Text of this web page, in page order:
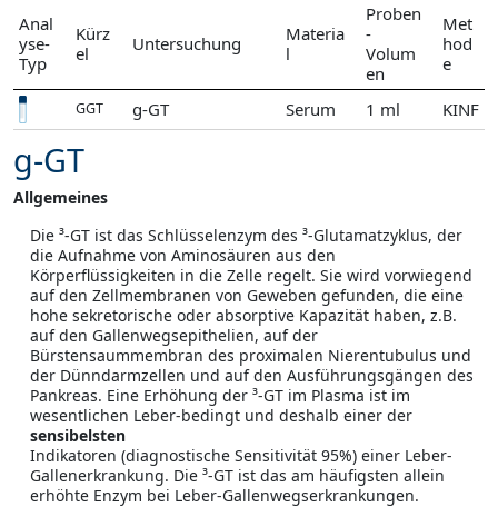
Anal
yse-
Typ
Kürz
el
Untersuchung
Materia
l
Proben
-
Volum
en
Met
hod
e
GGT g-GT Serum 1 ml KINF
g-GT
Allgemeines
Die ³-GT ist das Schlüsselenzym des ³-Glutamatzyklus, der
die Aufnahme von Aminosäuren aus den
Körperflüssigkeiten in die Zelle regelt. Sie wird vorwiegend
auf den Zellmembranen von Geweben gefunden, die eine
hohe sekretorische oder absorptive Kapazität haben, z.B.
auf den Gallenwegsepithelien, auf der
Bürstensaummembran des proximalen Nierentubulus und
der Dünndarmzellen und auf den Ausführungsgängen des
Pankreas. Eine Erhöhung der ³-GT im Plasma ist im
wesentlichen Leber-bedingt und deshalb einer der
sensibelsten
Indikatoren (diagnostische Sensitivität 95%) einer Leber-
Gallenerkrankung. Die ³-GT ist das am häufigsten allein
erhöhte Enzym bei Leber-Gallenwegserkrankungen.